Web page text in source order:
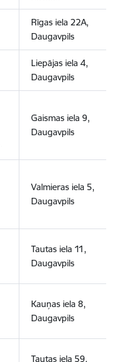
Rīgas iela 22A,
Daugavpils
Liepājas iela 4,
Daugavpils
Gaismas iela 9,
Daugavpils
Valmieras iela 5,
Daugavpils
Tautas iela 11,
Daugavpils
Kauņas iela 8,
Daugavpils
Tautas iela 59,